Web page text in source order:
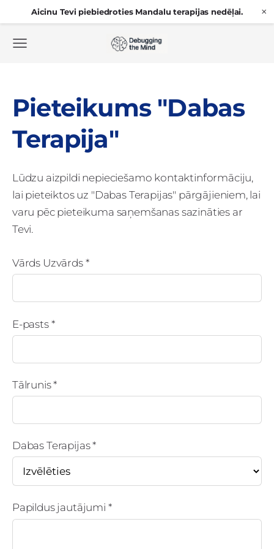
Aicinu Tevi piebiedroties Mandalu terapijas nedēļai. ×
Pieteikums "Dabas
Terapija"
Lūdzu aizpildi nepieciešamo kontaktinformāciju,
lai pieteiktos uz "Dabas Terapijas" pārgājieniem, lai
varu pēc pieteikuma saņemšanas sazināties ar
Tevi.
Vārds Uzvārds *
E-pasts *
Tālrunis*
Dabas Terapijas*
Papildus jautājumi *